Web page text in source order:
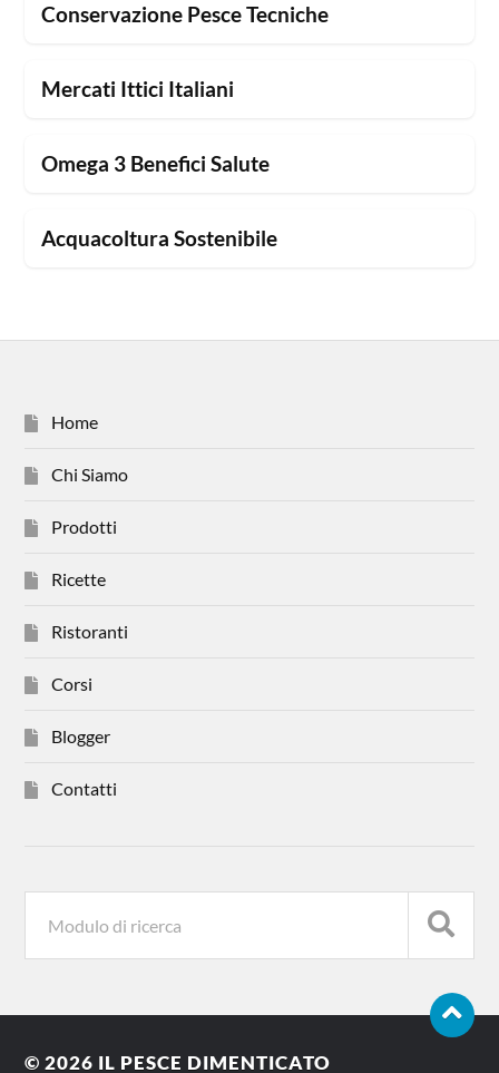
Conservazione Pesce Tecniche
Mercati Ittici Italiani
Omega 3 Benefici Salute
Acquacoltura Sostenibile
Home
Chi Siamo
Prodotti
Ricette
Ristoranti
Corsi
Blogger
Contatti
© 2026 IL PESCE DIMENTICATO